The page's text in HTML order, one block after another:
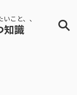
こと、、
知識